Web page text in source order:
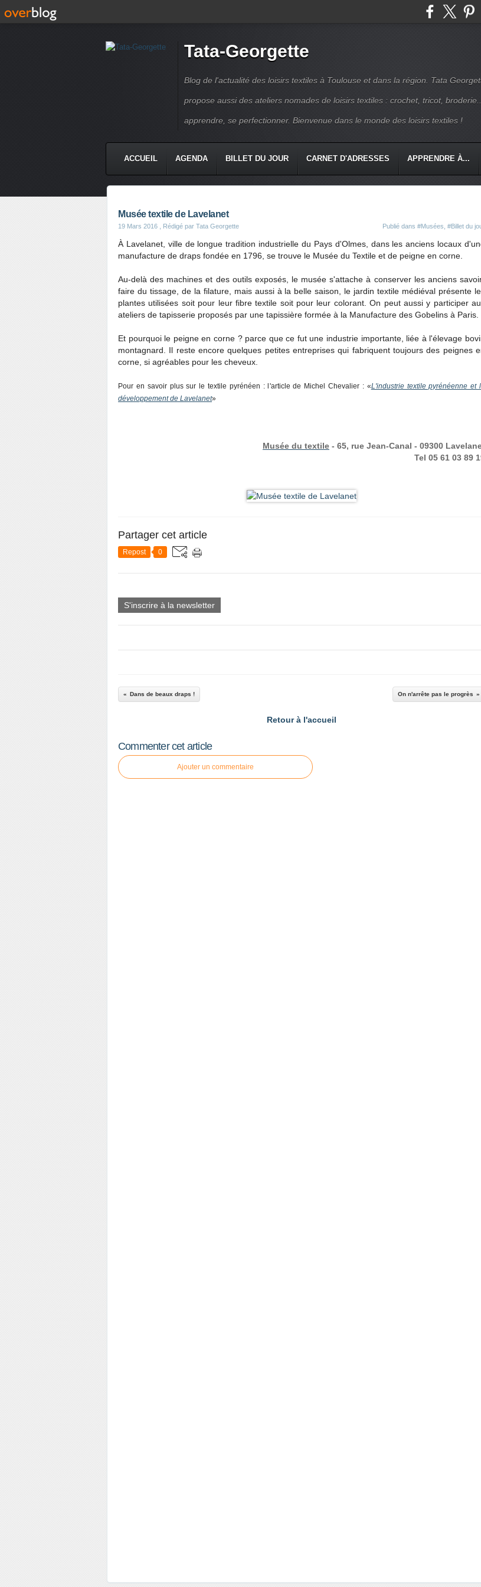
Tata-Georgette
Blog de l'actualité des loisirs textiles à Toulouse et dans la région. Tata
propose aussi des ateliers nomades de loisirs textiles : crochet, tricot,
apprendre, se perfectionner. Bienvenue dans le monde des loisirs textiles !
ACCUEIL AGENDA BILLET DU JOUR CARNET D'ADRESSES APPRENDRE À...
Musée textile de Lavelanet
19 Mars 2016 , Rédigé par Tata Georgette Publié dans #Musées #Billet du
À Lavelanet, ville de longue tradition industrielle du Pays d'Olmes, dans les anciens locaux
manufacture de draps fondée en 1796, se trouve le Musée du Textile et de peigne en corne.
Au-delà des machines et des outils exposés, le musée s'attache à conserver les anciens
faire du tissage, de la filature, mais aussi à la belle saison, le jardin textile médiéval présente
plantes utilisées soit pour leur fibre textile soit pour leur colorant. On peut aussi y participer
ateliers de tapisserie proposés par une tapissière formée à la Manufacture des Gobelins à Paris.
Et pourquoi le peigne en corne ? parce que ce fut une industrie importante, liée à l'élevage
montagnard. Il reste encore quelques petites entreprises qui fabriquent toujours des peignes
corne, si agréables pour les cheveux.
Pour en savoir plus sur le textile pyrénéen : l'article de Michel Chevalier : «L'industrie textile pyrénéenne et
développement de Lavelanet»
Musée du textile - 65, rue Jean-Canal - 09300
Tel 05 61 03 89
Partager cet article
Repost 0
S'inscrire à la newsletter
Dans de beaux draps ! On n'arrête pas le progrès
Retour à l'accueil
Commenter cet article
Ajouter un commentaire